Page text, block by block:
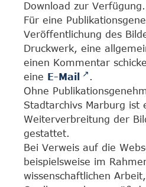
Download zur Verfügung.
Für eine
Veröffentlichung des
Druckwerk, eine
einen Kommentar
eine E-Mail
.
Ohne
Stadtarchivs Marburg ist
Weiterverbreitung der
gestattet.
Bei Verweis auf die
beispielsweise im
wissenschaftlichen